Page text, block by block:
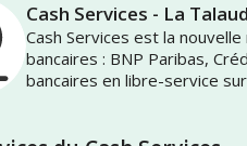
Cash Services - La
Cash Services est la
bancaires : BNP Paribas,
bancaires en libre-service